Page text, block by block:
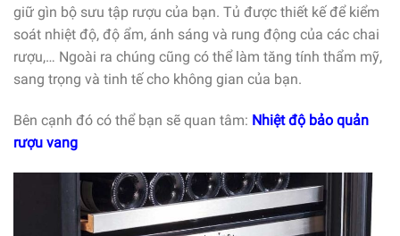
giữ gìn bộ sưu tập rượu của bạn. Tủ được thiết kế để kiểm
soát nhiệt độ, độ ẩm, ánh sáng và rung động của các chai
rượu,… Ngoài ra chúng cũng có thể làm tăng tính thẩm mỹ,
sang trọng và tinh tế cho không gian của bạn.
Bên cạnh đó có thể bạn sẽ quan tâm: Nhiệt độ bảo quản
rượu vang